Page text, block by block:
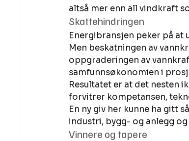
altså mer enn all vindkraft
Skattehindringen
Energibransjen peker på
Men beskatningen av
oppgraderingen av
samfunnsøkonomien i
Resultatet er at det nesten
forvitrer kompetansen,
En ny giv her kunne ha gitt
industri, bygg- og anlegg
Vinnere og tapere